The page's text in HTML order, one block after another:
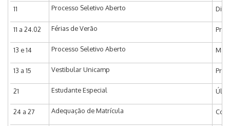
11 Processo Seletivo Aberto
11 a 24.02 Férias de Verão
13 e 14 Processo Seletivo Aberto
13 a 15 Vestibular Unicamp
21 Estudante Especial
24 a 27 Adequação de Matrícula